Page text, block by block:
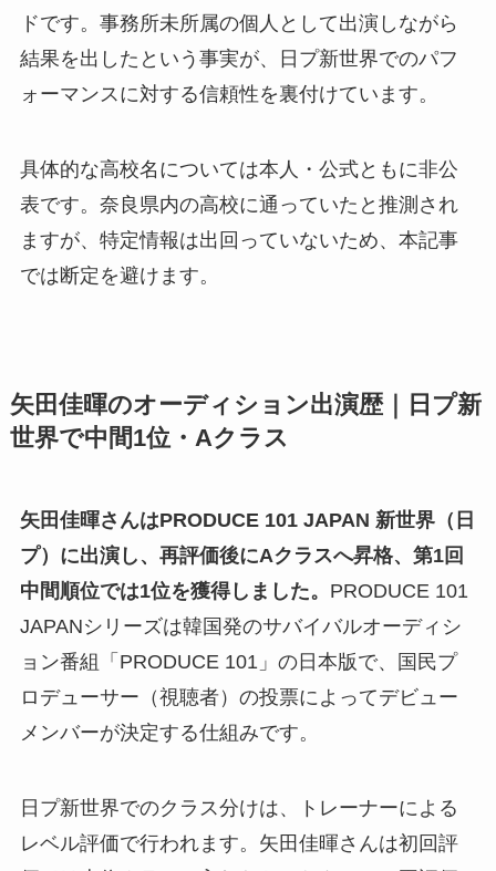
ドです。事務所未所属の個人として出演しながら
結果を出したという事実が、日プ新世界でのパフ
ォーマンスに対する信頼性を裏付けています。
具体的な高校名については本人・公式ともに非公
表です。奈良県内の高校に通っていたと推測され
ますが、特定情報は出回っていないため、本記事
では断定を避けます。
矢田佳暉のオーディション出演歴｜日プ新
世界で中間1位・Aクラス
矢田佳暉さんはPRODUCE 101 JAPAN 新世界（日
プ）に出演し、再評価後にAクラスへ昇格、第1回
中間順位では1位を獲得しました。 PRODUCE 101
JAPANシリーズは韓国発のサバイバルオーディシ
ョン番組「PRODUCE 101」の日本版で、国民プ
ロデューサー（視聴者）の投票によってデビュー
メンバーが決定する仕組みです。
日プ新世界でのクラス分けは、トレーナーによる
レベル評価で行われます。矢田佳暉さんは初回評